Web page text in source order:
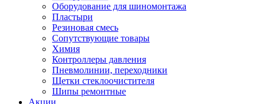
Оборудование для шиномонтажа
Пластыри
Резиновая смесь
Сопутствующие товары
Химия
Контроллеры давления
Пневмолинии, переходники
Щетки стеклоочистителя
Шипы ремонтные
Акции